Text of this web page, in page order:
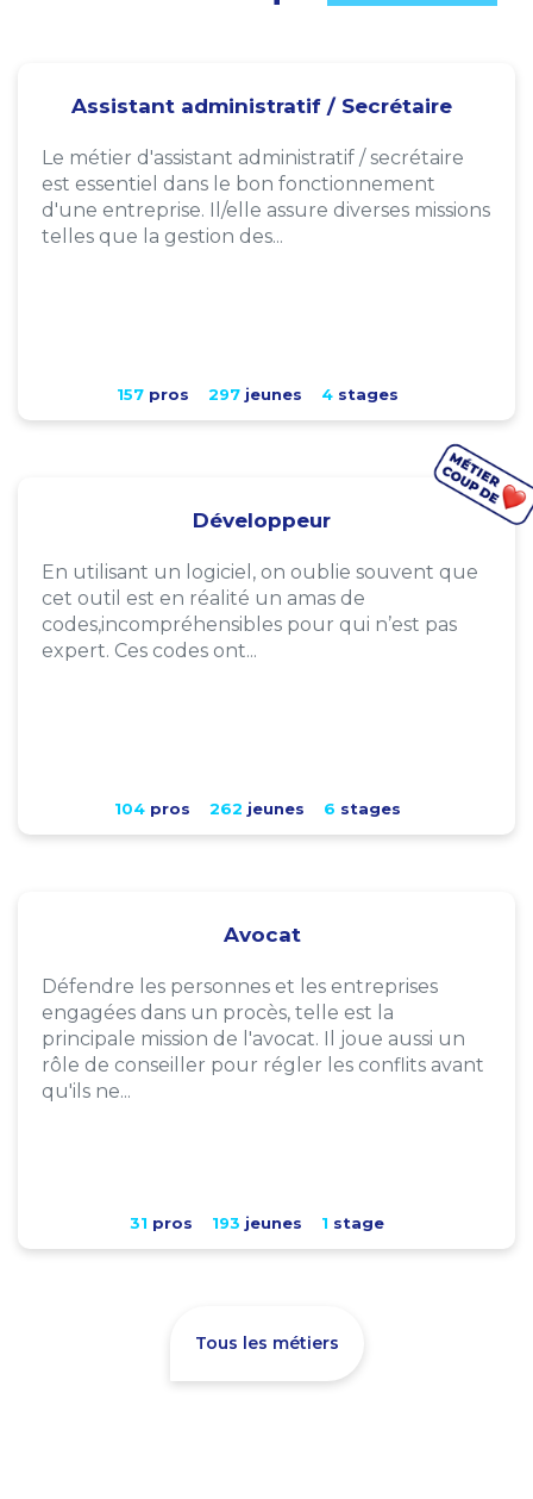
Assistant administratif / Secrétaire
Le métier d'assistant administratif / secrétaire
est essentiel dans le bon fonctionnement
d'une entreprise. Il/elle assure diverses missions
telles que la gestion des...
157pros 297jeunes 4stages
Développeur
En utilisant un logiciel, on oublie souvent que
cet outil est en réalité un amas de
codes,incompréhensibles pour qui n’est pas
expert. Ces codes ont...
104pros 262 jeunes 6 stages
Avocat
Défendre les personnes et les entreprises
engagées dans un procès, telle est la
principale mission de l'avocat. Il joue aussi un
rôle de conseiller pour régler les conflits avant
qu'ils ne...
31 pros 193 jeunes 1 stage
Tous les métiers